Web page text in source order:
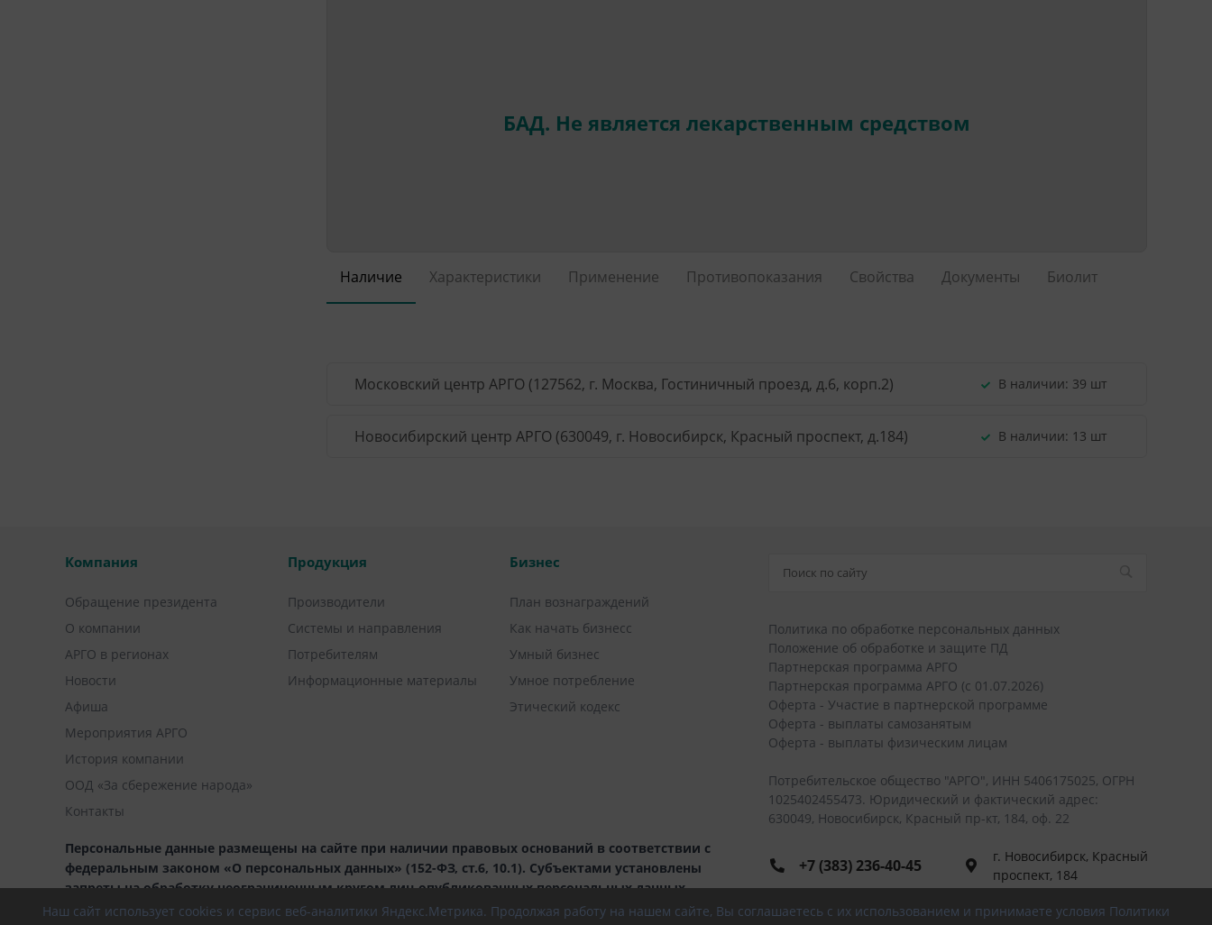
БАД. Не является лекарственным средством
Наличие Характеристики Применение Противопоказания Свойства Документы Биолит
Московский центр АРГО (127562, г. Москва, Гостиничный проезд, д.6, корп.2) В наличии: 39 шт
Новосибирский центр АРГО (630049, г. Новосибирск, Красный проспект, д.184) В наличии: 13 шт
Компания
Обращение президента
О компании
АРГО в регионах
Новости
Афиша
Мероприятия АРГО
История компании
ООД «За сбережение народа»
Контакты
Продукция
Производители
Системы и направления
Потребителям
Информационные материалы
Бизнес
План вознаграждений
Как начать бизнесс
Умный бизнес
Умное потребление
Этический кодекс
Персональные данные размещены на сайте при наличии правовых оснований в соответствии с
федеральным законом «О персональных данных» (152-ФЗ, ст.6, 10.1). Субъектами установлены
запреты на обработку неограниченным кругом лиц опубликованных персональных данных.
Политика по обработке персональных данных
Положение об обработке и защите ПД
Партнерская программа АРГО
Партнерская программа АРГО (с 01.07.2026)
Оферта - Участие в партнерской программе
Оферта - выплаты самозанятым
Оферта - выплаты физическим лицам
Потребительское общество "АРГО", ИНН 5406175025, ОГРН
1025402455473. Юридический и фактический адрес:
630049, Новосибирск, Красный пр-кт, 184, оф. 22
+7 (383) 236-40-45
г. Новосибирск, Красный
проспект, 184
8 (800) 700-56-43
Наш сайт использует cookies и сервис веб-аналитики Яндекс.Метрика. Продолжая работу на нашем сайте, Вы соглашаетесь с их использованием и принимаете условия Политики